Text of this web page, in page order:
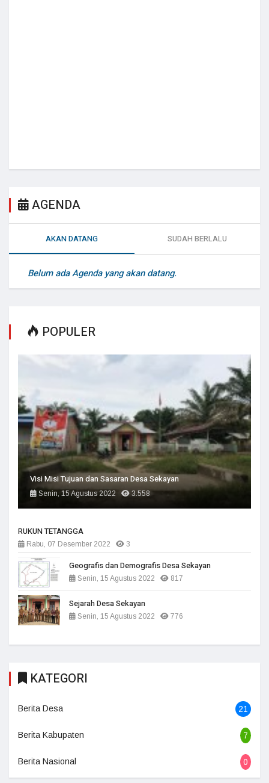
AGENDA
AKAN DATANG SUDAH BERLALU
Belum ada Agenda yang akan datang.
POPULER
Visi Misi Tujuan dan Sasaran Desa Sekayan
Senin, 15 Agustus 2022 3.558
RUKUN TETANGGA
Rabu, 07 Desember 2022 3
Geografis dan Demografis Desa Sekayan
Senin, 15 Agustus 2022 817
Sejarah Desa Sekayan
Senin, 15 Agustus 2022 776
KATEGORI
Berita Desa 21
Berita Kabupaten 7
Berita Nasional 0